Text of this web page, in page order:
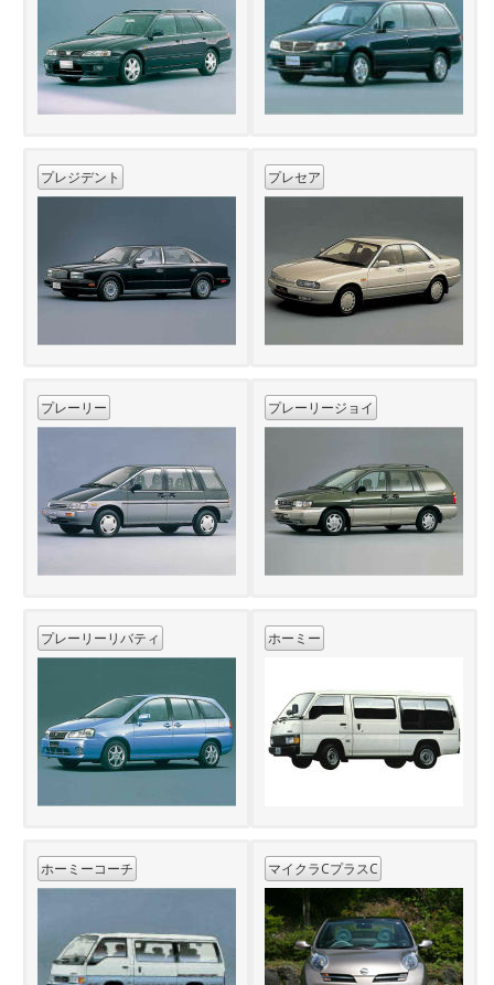
プレジデント プレセア
プレーリー プレーリージョイ
プレーリーリバティ ホーミー
ホーミーコーチ マイクラCプラスC